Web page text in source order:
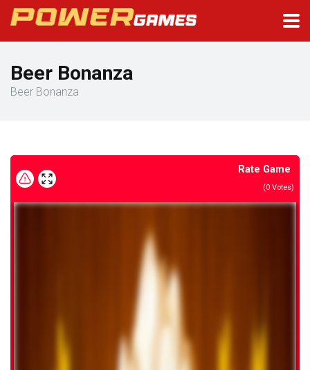
Beer Bonanza
Beer Bonanza
Rate Game
(0 Votes)